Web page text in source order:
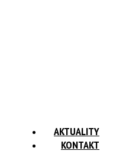
AKTUALITY
KONTAKT